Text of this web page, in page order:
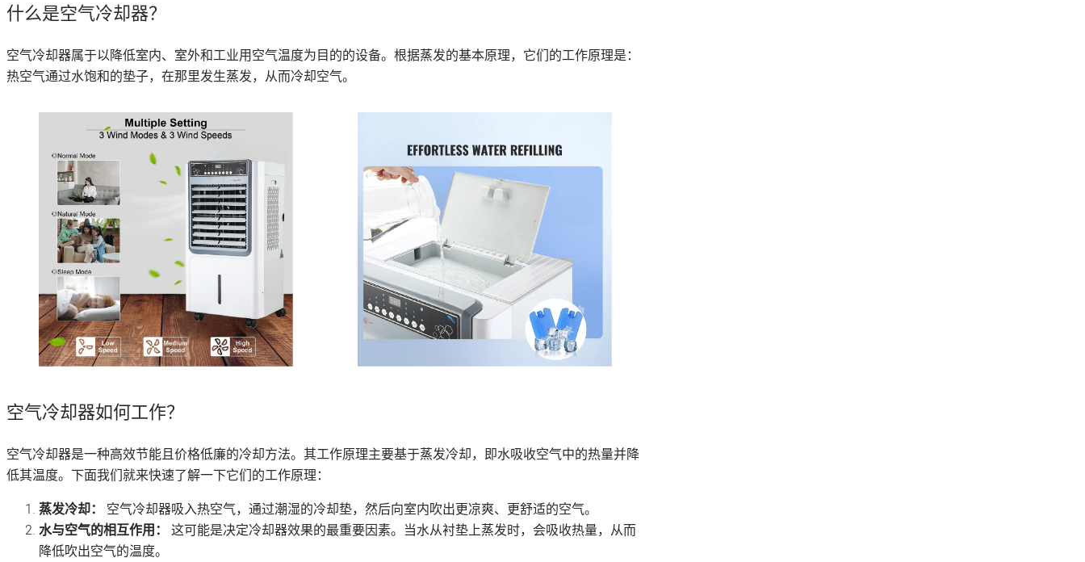
什么是空气冷却器？
空气冷却器属于以降低室内、室外和工业用空气温度为目的的设备。根据蒸发的基本原理，它们的工作原理是：
热空气通过水饱和的垫子，在那里发生蒸发，从而冷却空气。
空气冷却器如何工作？
空气冷却器是一种高效节能且价格低廉的冷却方法。其工作原理主要基于蒸发冷却，即水吸收空气中的热量并降
低其温度。下面我们就来快速了解一下它们的工作原理：
蒸发冷却：
空气冷却器吸入热空气，通过潮湿的冷却垫，然后向室内吹出更凉爽、更舒适的空气。
水与空气的相互作用： 这可能是决定冷却器效果的最重要因素。当水从衬垫上蒸发时，会吸收热量，从而
降低吹出空气的温度。